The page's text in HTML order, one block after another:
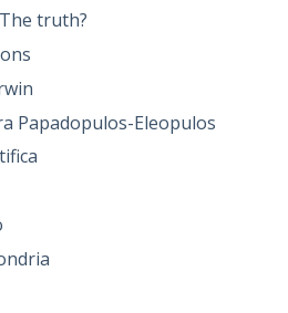
truth?
Papadopulos-Eleopulos